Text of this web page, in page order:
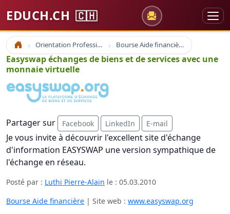
EDUCH.CH 🇨🇭
Accueil Orientation Professionnelle Bourse Aide financière
Easyswap échanges de biens et de services avec une
monnaie virtuelle
Partager sur Facebook LinkedIn E-mail
Je vous invite à découvrir l'excellent site d'échange
d'information EASYSWAP une version sympathique de
l'échange en réseau.
Posté par : Luthi Pierre-Alain le : 05.03.2010
Bourse Aide financière | Site web : www.easyswap.org